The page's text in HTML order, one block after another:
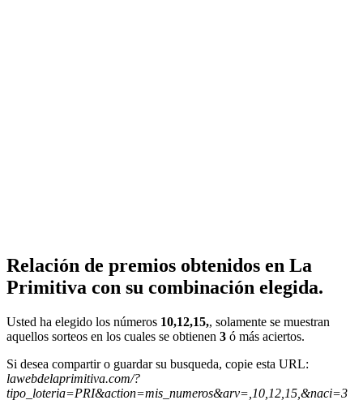
Relación de premios obtenidos en La
Primitiva con su combinación elegida.
Usted ha elegido los números 10,12,15,, solamente se muestran
aquellos sorteos en los cuales se obtienen 3 ó más aciertos.
Si desea compartir o guardar su busqueda, copie esta URL:
lawebdelaprimitiva.com/?
tipo_loteria=PRI&action=mis_numeros&arv=,10,12,15,&naci=3